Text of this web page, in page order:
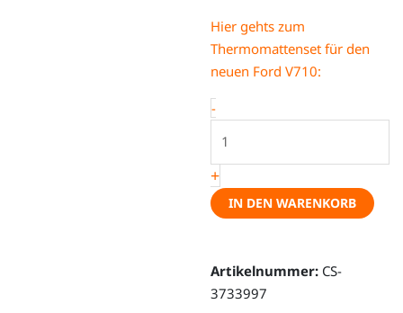
Hier gehts zum
Thermomattenset für den
neuen Ford V710:
-Thermomatten
3-
teilig
Ford
Transit/Tourneo
(Nugget)
V362
+
IN DEN WARENKORB
Artikelnummer: CS-
3733997